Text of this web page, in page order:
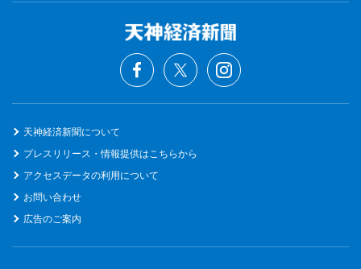
天神経済新聞について
プレスリリース・情報提供はこちらから
アクセスデータの利用について
お問い合わせ
広告のご案内